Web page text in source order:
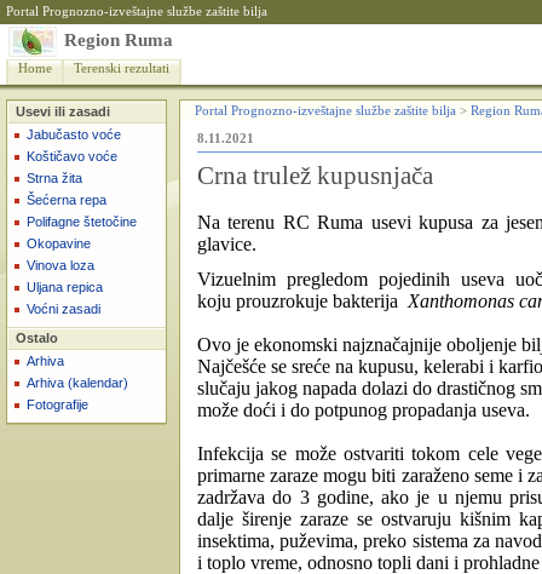
Portal Prognozno-izveštajne službe zaštite bilja
Region Ruma
Home Terenski rezultati
Usevi ili zasadi
Jabučasto voće
Koštičavo voće
Strna žita
Šećerna repa
Polifagne štetočine
Okopavine
Vinova loza
Uljana repica
Voćni zasadi
Ostalo
Arhiva
Arhiva (kalendar)
Fotografije
Portal Prognozno-izveštajne službe zaštite bilja > Region
8.11.2021
Crna trulež kupusnjača
Na terenu RC Ruma usevi kupusa za
glavice.
Vizuelnim pregledom pojedinih useva
koju prouzrokuje bakterija Xanthomonas
Ovo je ekonomski najznačajnije oboljenje
Najčešće se sreće na kupusu, kelerabi i
slučaju jakog napada dolazi do drastičnog
može doći i do potpunog propadanja useva.
Infekcija se može ostvariti tokom cele
primarne zaraze mogu biti zaraženo seme i
zadržava do 3 godine, ako je u njemu
dalje širenje zaraze se ostvaruju kišnim
insektima, puževima,preko sistema za
i toplo vreme, odnosno topli dani i